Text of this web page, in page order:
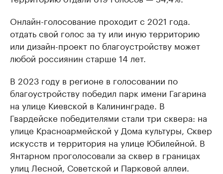
Онлайн-голосование проходит с 2021 года.
отдать свой голос за ту или иную территорию
или дизайн-проект по благоустройству может
любой россиянин старше 14 лет.
В 2023 году в регионе в голосовании по
благоустройству победил парк имени Гагарина
на улице Киевской в Калининграде. В
Гвардейске победителями стали три сквера: на
улице Красноармейской у Дома культуры, Сквер
искусств и территория на улице Юбилейной. В
Янтарном проголосовали за сквер в границах
улиц Лесной, Советской и Парковой аллеи.